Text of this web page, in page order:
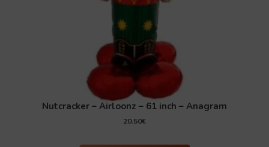
Nutcracker – Airloonz – 61 inch – Anagram
20.50€